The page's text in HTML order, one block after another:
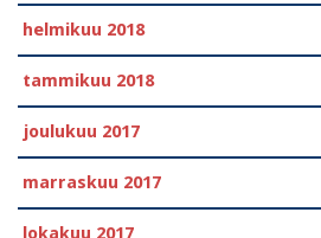
helmikuu 2018
tammikuu 2018
joulukuu 2017
marraskuu 2017
lokakuu 2017